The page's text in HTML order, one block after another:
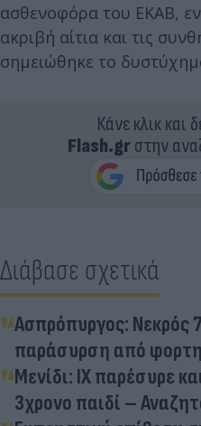
ασθενοφόρα του ΕΚΑΒ,
ακριβή αίτια και τις
σημειώθηκε το
Κάνε κλικ και
Flash.grστην
Διάβασε σχετικά
Ασπρόπυργος: Νεκρός
παράσυρση από
Μενίδι: ΙΧ παρέσυρε
3χρονο παιδί –